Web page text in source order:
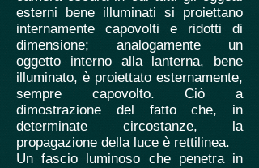
esterni bene illuminati si proiettano
internamente capovolti e ridotti di
dimensione; analogamente un
oggetto interno alla lanterna, bene
illuminato, è proiettato esternamente,
sempre capovolto. Ciò a
dimostrazione del fatto che, in
determinate circostanze, la
propagazione della luce è rettilinea.
Un fascio luminoso che penetra in